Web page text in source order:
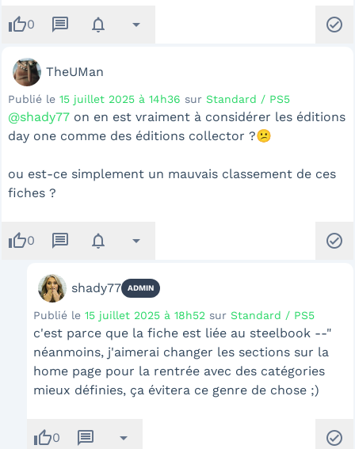
thumb_up0 message notifications arrow_drop_down check_circle
TheUMan
Publié le 15 juillet 2025 à 14h36 sur Standard / PS5
@shady77 on en est vraiment à considérer les éditions
day one comme des éditions collector ?😕
ou est-ce simplement un mauvais classement de ces
fiches ?
thumb_up0 message notifications arrow_drop_down check_circle
shady77 ADMIN
Publié le 15 juillet 2025 à 18h52 sur Standard / PS5
c'est parce que la fiche est liée au steelbook --"
néanmoins, j'aimerai changer les sections sur la
home page pour la rentrée avec des catégories
mieux définies, ça évitera ce genre de chose ;)
thumb_up0 message arrow_drop_down check_circle